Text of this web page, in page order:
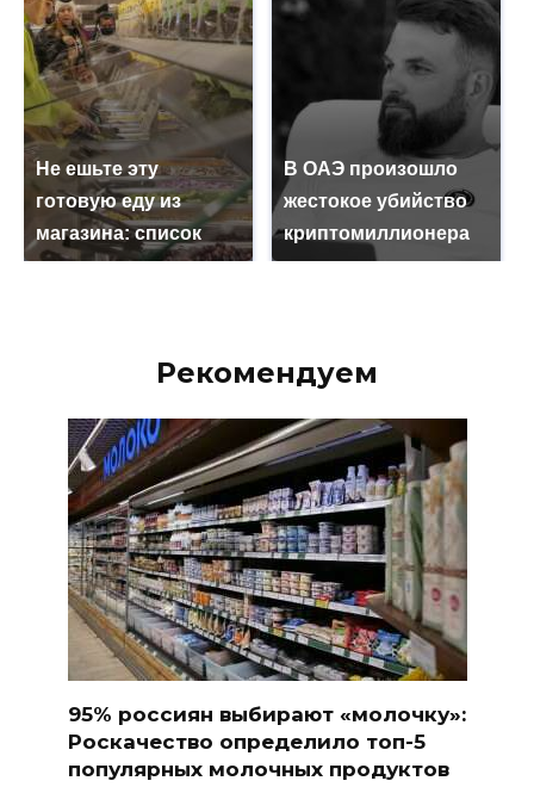
Не ешьте эту
готовую еду из
магазина: список
В ОАЭ произошло
жестокое убийство
криптомиллионера
Рекомендуем
95% россиян выбирают «молочку»:
Роскачество определило топ-5
популярных молочных продуктов